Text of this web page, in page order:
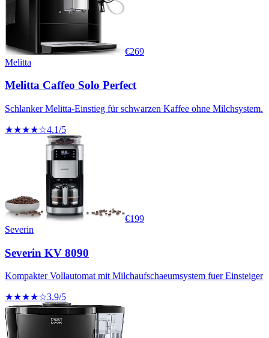
€269
Melitta
Melitta Caffeo Solo Perfect
Schlanker Melitta-Einstieg für schwarzen Kaffee ohne Milchsystem.
★★★★☆4.1/5
€199
Severin
Severin KV 8090
Kompakter Vollautomat mit Milchaufschaeumsystem fuer Einsteiger
★★★★☆3.9/5